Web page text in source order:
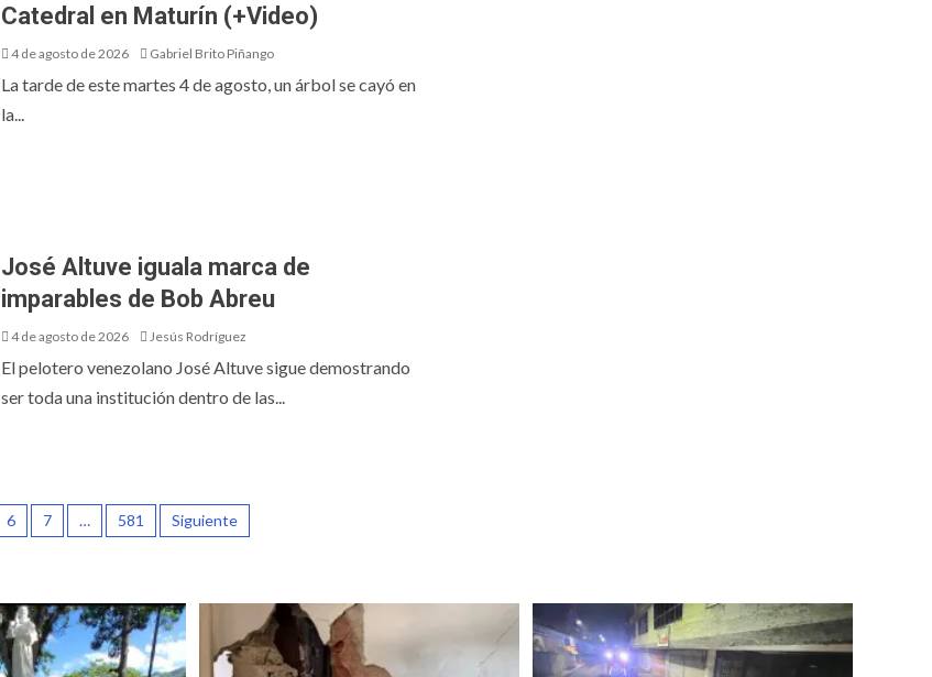
Catedral en Maturín (+Video)
4 de agosto de 2026 Gabriel Brito Piñango
La tarde de este martes 4 de agosto, un árbol se cayó en
la...
José Altuve iguala marca de
imparables de Bob Abreu
4 de agosto de 2026 Jesús Rodríguez
El pelotero venezolano José Altuve sigue demostrando
ser toda una institución dentro de las...
6 7 … 581 Siguiente